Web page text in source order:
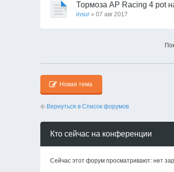
Тормоза AP Racing 4 pot
insur » 07 авг 2017
Новая тема
Вернуться в Список форумов
Кто сейчас на конференции
Сейчас этот форум просматривают: нет